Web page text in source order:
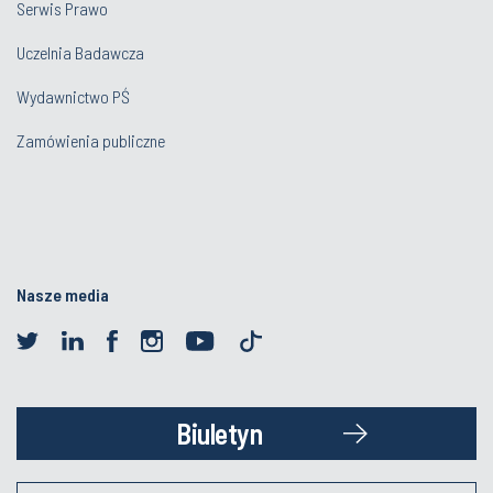
Serwis Prawo
Uczelnia Badawcza
Wydawnictwo PŚ
Zamówienia publiczne
Nasze media
Biuletyn